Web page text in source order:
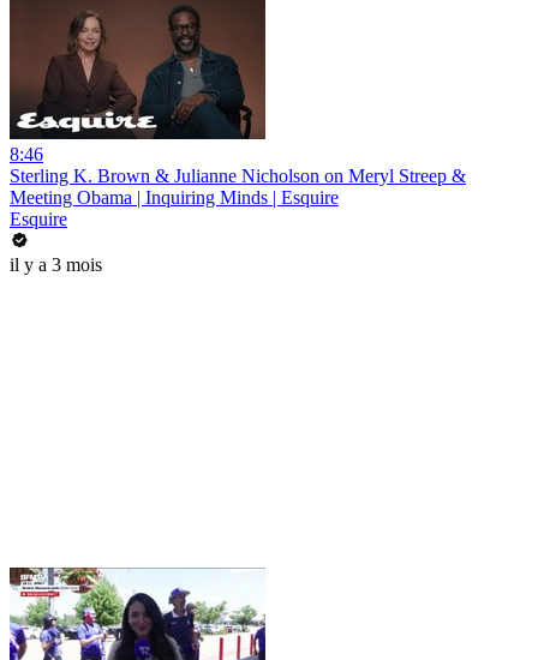
8:46
Sterling K. Brown & Julianne Nicholson on Meryl Streep &
Meeting Obama | Inquiring Minds | Esquire
Esquire
il y a 3 mois